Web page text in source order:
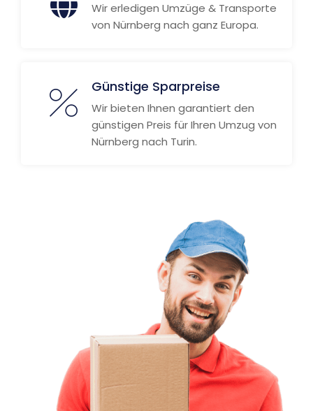
Wir erledigen Umzüge & Transporte
von Nürnberg nach ganz Europa.
Günstige Sparpreise
Wir bieten Ihnen garantiert den
günstigen Preis für Ihren Umzug von
Nürnberg nach Turin.